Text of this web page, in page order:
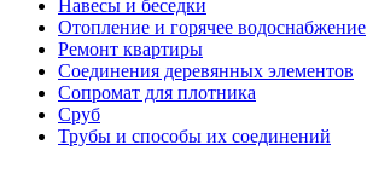
Навесы и беседки
Отопление и горячее водоснабжение
Ремонт квартиры
Соединения деревянных элементов
Сопромат для плотника
Сруб
Трубы и способы их соединений